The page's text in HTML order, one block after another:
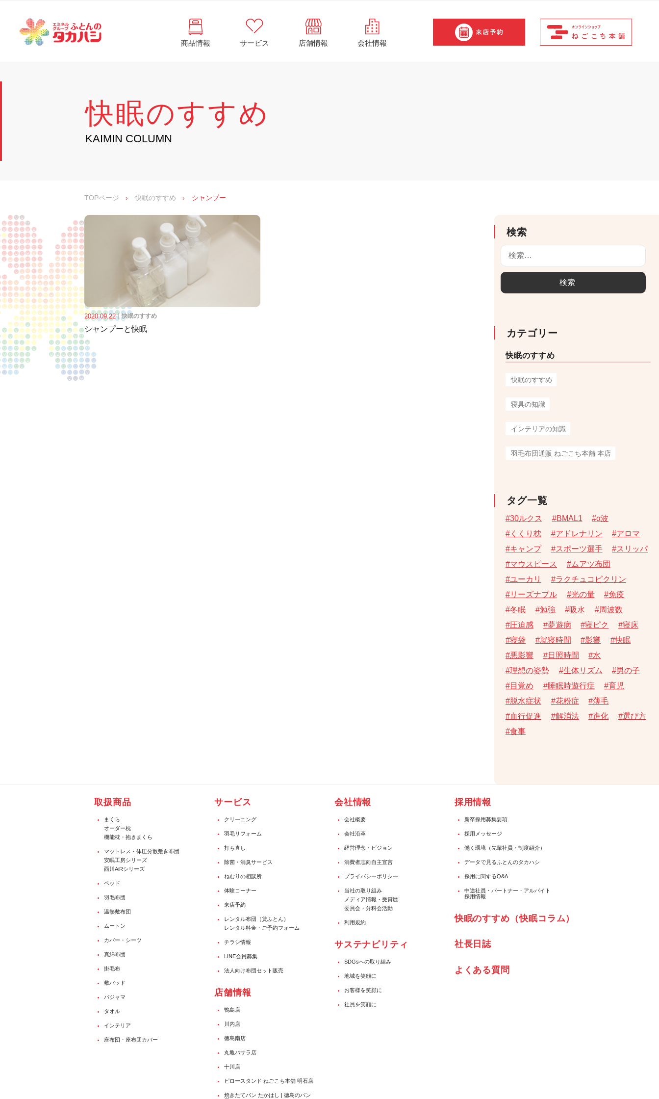
ッ
商品情報 サービス 店舗情報 会社情報
快眠のすすめ
KAIMIN COLUMN
TOPページ › 快眠のすすめ › シャンプー
検索
カテゴリー
快眠のすすめ
快眠のすすめ
寝具の知識
インテリアの知識
羽毛布団通販 ねごこち本舗 本店
タグ一覧
30ルクス BMAL1
α波
くくり枕
アドレナリン
アロマ
キャンプ
スポーツ選手
スリッパ
マウスピース
ムアツ布団
ユーカリ
ラクチュコピクリン
リーズナブル
光の量
免疫
冬眠
勉強 吸水
周波数
圧迫感
夢遊病 寝ピク
寝床
寝袋
就寝時間 影響
快眠
悪影響
日照時間
水
理想の姿勢
生体リズム
男の子
目覚め
睡眠時遊行症
育児
脱水症状
花粉症
薄毛
血行促進
解消法 進化
選び方
食事
2020.09.22｜快眠のすすめ
シャンプーと快眠
取扱商品
まくら
オーダー枕
機能枕・抱きまくら
マットレス・体圧分散敷き布団
安眠工房シリーズ
西川AiRシリーズ
ベッド
羽毛布団
温熱敷布団
ムートン
カバー・シーツ
真綿布団
掛毛布
敷パッド
パジャマ
タオル
インテリア
座布団・座布団カバー
サービス
クリーニング
羽毛リフォーム
打ち直し
除菌・消臭サービス
ねむりの相談所
体験コーナー
来店予約
レンタル布団（貸ふとん）
レンタル料金・ご予約フォーム
チラシ情報
LINE会員募集
法人向け布団セット販売
店舗情報
鴨島店
川内店
徳島南店
丸亀バサラ店
十川店
ピロースタンド ねごこち本舗 明石店
焼きたてパン たかはし | 徳島のパン
会社情報
会社概要
会社沿革
経営理念・ビジョン
消費者志向自主宣言
プライバシーポリシー
当社の取り組み
メディア情報・受賞歴
委員会・分科会活動
利用規約
サステナビリティ
SDGsへの取り組み
地域を笑顔に
お客様を笑顔に
社員を笑顔に
採用情報
新卒採用募集要項
採用メッセージ
働く環境（先輩社員・制度紹介）
データで見るふとんのタカハシ
採用に関するQ&A
中途社員・パートナー・アルバイト
採用情報
快眠のすすめ（快眠コラム）
社⾧日誌
よくある質問
ん
の